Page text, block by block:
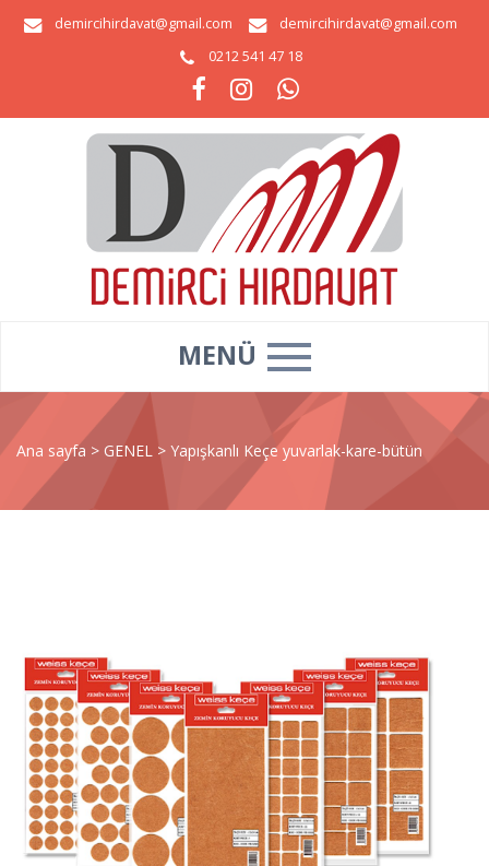
demircihirdavat@gmail.com
demircihirdavat@gmail.com
0212 541 47 18
MENÜ
Ana sayfa > GENEL > Yapışkanlı Keçe yuvarlak-kare-bütün